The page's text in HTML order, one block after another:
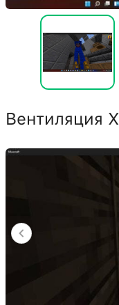
Вентиляция